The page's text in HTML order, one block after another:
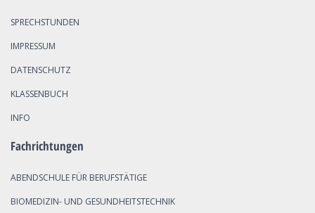
SPRECHSTUNDEN
IMPRESSUM
DATENSCHUTZ
KLASSENBUCH
INFO
Fachrichtungen
ABENDSCHULE FÜR BERUFSTÄTIGE
BIOMEDIZIN- UND GESUNDHEITSTECHNIK